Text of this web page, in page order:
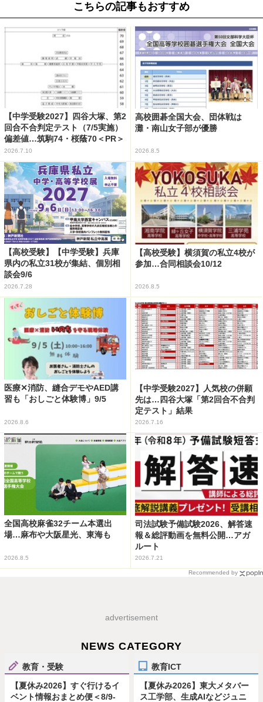
こちらの記事もおすすめ
【中学受験2027】四谷大塚、第2
回合不合判定テスト（7/5実施）
偏差値…筑駒74・桜蔭70＜PR＞
2026.7.10
高校囲碁全国大会、団体戦は
灘・南山女子部が優勝
2026.8.5
【高校受験】【中学受験】兵庫
県内の私立31校が集結、個別相
談会9/6
2026.7.28
【高校受験】横須賀の私立4校が
参加…合同相談会10/12
2026.8.5
医療✕消防、縫合デモやAED講
習も「おしごと体験博」9/5
2026.8.6
【中学受験2027】人気校の併願
先は…四谷大塚「第2回合不合判
定テスト」結果
2026.7.16
全国高校麻雀32チーム本選出
場…麻布や大阪星光、東海も
2026.8.5
司法試験予備試験2026、解答速
報＆総評動画を無料公開…アガ
ルート
2026.7.21
Recommended by
advertisement
NEWS CATEGORY
教育・受験
【夏休み2026】すぐ行けるイ
ベント情報おまとめ便＜8/9-
教育ICT
【夏休み2026】東大メタバー
ス工学部、生成AIなどジュニ